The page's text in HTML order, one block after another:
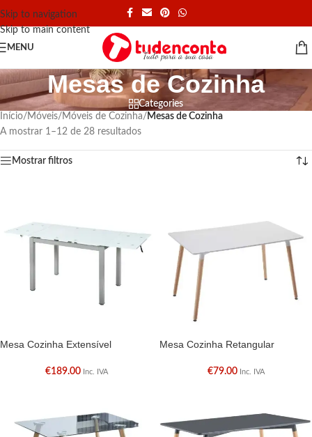
Skip to navigation
Skip to main content
MENU
Mesas de Cozinha
Categories
Início/ Móveis/ Móveis de Cozinha/ Mesas de Cozinha
A mostrar 1–12 de 28 resultados
Mostrar filtros
Mesa Cozinha Extensível
€189.00 Inc. IVA
Mesa Cozinha Retangular
€79.00 Inc. IVA